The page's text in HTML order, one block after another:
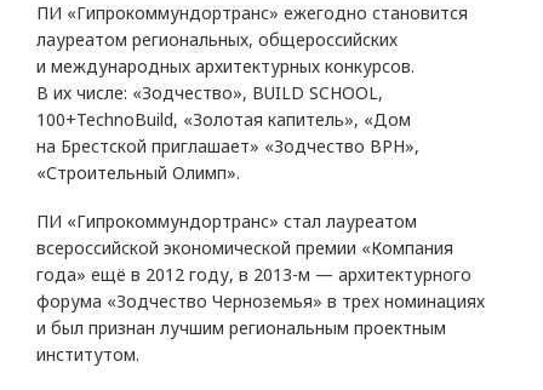
ПИ «Гипрокоммундортранс» ежегодно становится
лауреатом региональных, общероссийских
и международных архитектурных конкурсов.
В их числе: «Зодчество», BUILD SCHOOL,
100+TechnoBuild, «Золотая капитель», «Дом
на Брестской приглашает» «Зодчество ВРН»,
«Строительный Олимп».
ПИ «Гипрокоммундортранс» стал лауреатом
всероссийской экономической премии «Компания
года» ещё в 2012 году, в 2013-м — архитектурного
форума «Зодчество Черноземья» в трех номинациях
и был признан лучшим региональным проектным
институтом.